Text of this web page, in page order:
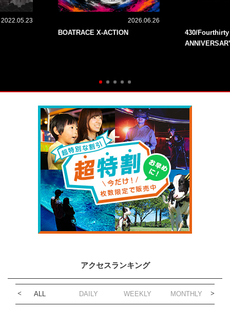
2022.05.23 2026.06.26
BOATRACE X-ACTION
430/
アクセスランキング
ALL DAILY WEEKLY MONTHLY